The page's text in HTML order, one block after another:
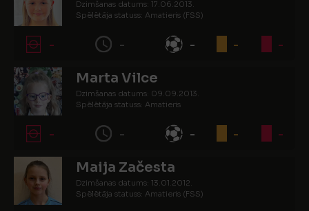
Dzimšanas datums: 17.06.2013.
Spēlētāja statuss: Amatieris (FSS)
- - - - -
Marta Vilce
Dzimšanas datums: 09.09.2013.
Spēlētāja statuss: Amatieris
- - - - -
Maija Začesta
Dzimšanas datums: 13.01.2012.
Spēlētāja statuss: Amatieris (FSS)